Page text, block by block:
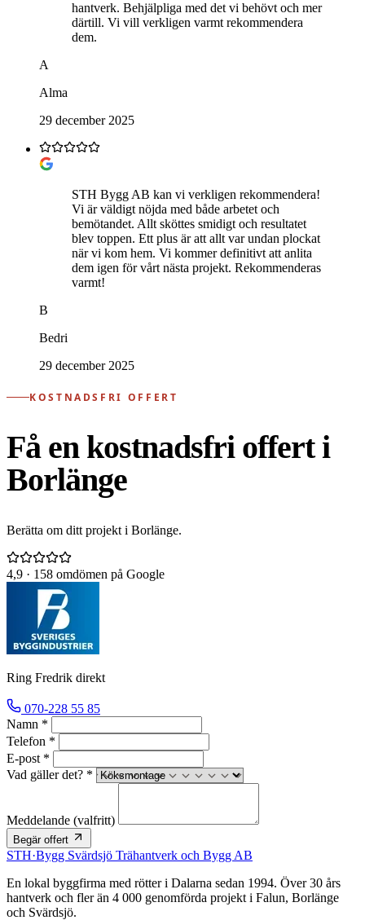
hantverk. Behjälpliga med det vi behövt och mer
därtill. Vi vill verkligen varmt rekommendera
dem.
A
Alma
29 december 2025
STH Bygg AB kan vi verkligen rekommendera!
Vi är väldigt nöjda med både arbetet och
bemötandet. Allt sköttes smidigt och resultatet
blev toppen. Ett plus är att allt var undan plockat
när vi kom hem. Vi kommer definitivt att anlita
dem igen för vårt nästa projekt. Rekommenderas
varmt!
B
Bedri
29 december 2025
KOSTNADSFRI OFFERT
Få en kostnadsfri offert i
Borlänge
Berätta om ditt projekt i Borlänge.
4,9 · 158 omdömen på Google
Ring Fredrik direkt
070-228 55 85
Namn *
Telefon *
E-post *
Vad gäller det? *
Meddelande (valfritt)
Begär offert
STH·Bygg Svärdsjö Trähantverk och Bygg AB
En lokal byggfirma med rötter i Dalarna sedan 1994. Över 30 års
hantverk och fler än 4 000 genomförda projekt i Falun, Borlänge
och Svärdsjö.